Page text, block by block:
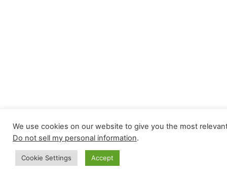
We use cookies on our website to give you the most
Do not sell my personal information.
Cookie Settings Accept